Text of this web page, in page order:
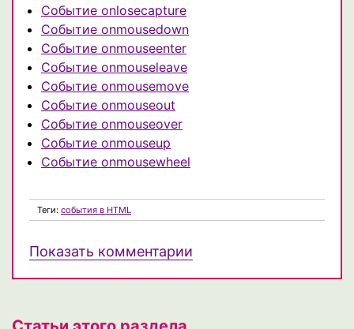
Событие onlosecapture
Событие onmousedown
Событие onmouseenter
Событие onmouseleave
Событие onmousemove
Событие onmouseout
Событие onmouseover
Событие onmouseup
Событие onmousewheel
Теги: события в HTML
Показать комментарии